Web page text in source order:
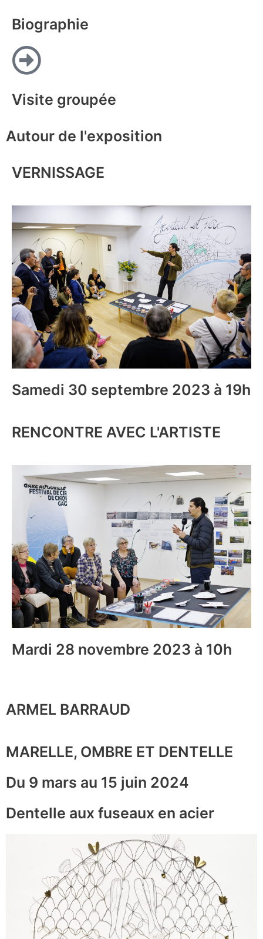
Biographie
Visite groupée
Autour de l'exposition
VERNISSAGE
Samedi 30 septembre 2023 à 19h
RENCONTRE AVEC L'ARTISTE
Mardi 28 novembre 2023 à 10h
ARMEL BARRAUD
MARELLE, OMBRE ET DENTELLE
Du 9 mars au 15 juin 2024
Dentelle aux fuseaux en acier